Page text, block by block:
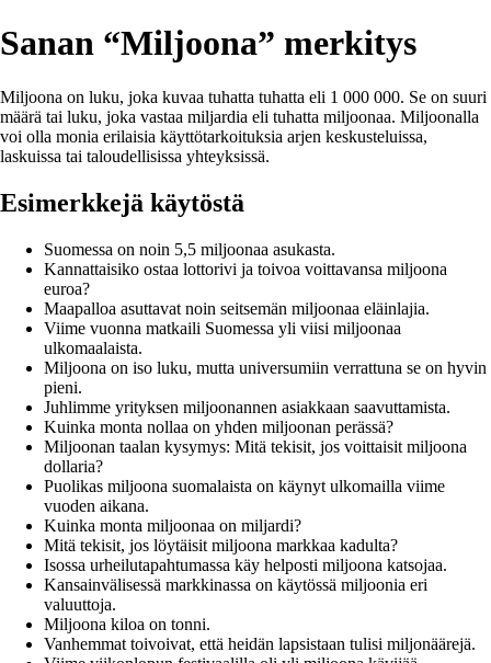
Sanan “Miljoona” merkitys
Miljoona on luku, joka kuvaa tuhatta tuhatta eli 1 000 000. Se on suuri
määrä tai luku, joka vastaa miljardia eli tuhatta miljoonaa. Miljoonalla
voi olla monia erilaisia käyttötarkoituksia arjen keskusteluissa,
laskuissa tai taloudellisissa yhteyksissä.
Esimerkkejä käytöstä
Suomessa on noin 5,5 miljoonaa asukasta.
Kannattaisiko ostaa lottorivi ja toivoa voittavansa miljoona
euroa?
Maapalloa asuttavat noin seitsemän miljoonaa eläinlajia.
Viime vuonna matkaili Suomessa yli viisi miljoonaa
ulkomaalaista.
Miljoona on iso luku, mutta universumiin verrattuna se on hyvin
pieni.
Juhlimme yrityksen miljoonannen asiakkaan saavuttamista.
Kuinka monta nollaa on yhden miljoonan perässä?
Miljoonan taalan kysymys: Mitä tekisit, jos voittaisit miljoona
dollaria?
Puolikas miljoona suomalaista on käynyt ulkomailla viime
vuoden aikana.
Kuinka monta miljoonaa on miljardi?
Mitä tekisit, jos löytäisit miljoona markkaa kadulta?
Isossa urheilutapahtumassa käy helposti miljoona katsojaa.
Kansainvälisessä markkinassa on käytössä miljoonia eri
valuuttoja.
Miljoona kiloa on tonni.
Vanhemmat toivoivat, että heidän lapsistaan tulisi miljonäärejä.